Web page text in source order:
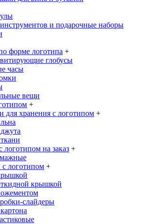
и подарочные наборы
форме логотипа +
глобусы
часы
вещи
+
для хранения с логотипом +
логотипом на заказ +
логотипом +
крышкой
слайдеры